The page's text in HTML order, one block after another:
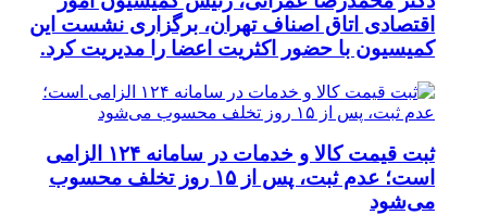
اقتصادی اتاق اصناف تهران، برگزاری نشست این
کمیسیون با حضور اکثریت اعضا را مدیریت کرد.
ثبت قیمت کالا و خدمات در سامانه ۱۲۴ الزامی
است؛ عدم ثبت، پس از ۱۵ روز تخلف محسوب
می‌شود